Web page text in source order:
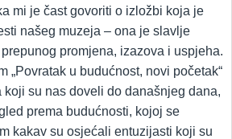
mi je čast govoriti o izložbi koja je
našeg muzeja – ona je slavlje
promjena, izazova i uspjeha.
„Povratak u budućnost, novi početak“
koji su nas doveli do današnjeg dana,
prema budućnosti, kojoj se
kakav su osjećali entuzijasti koji su